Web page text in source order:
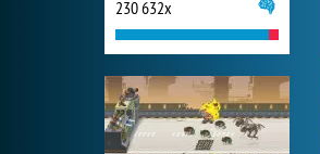
230 632x